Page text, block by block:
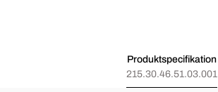
Produktspecifikation
215.30.46.51.03.001